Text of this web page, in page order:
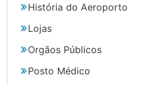
História do Aeroporto
Lojas
Orgãos Públicos
Posto Médico